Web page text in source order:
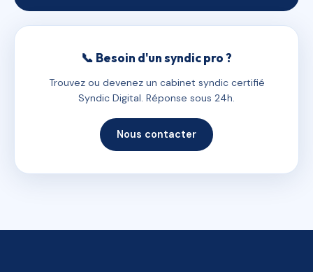
📞 Besoin d'un syndic pro ?
Trouvez ou devenez un cabinet syndic certifié
Syndic Digital. Réponse sous 24h.
Nous contacter